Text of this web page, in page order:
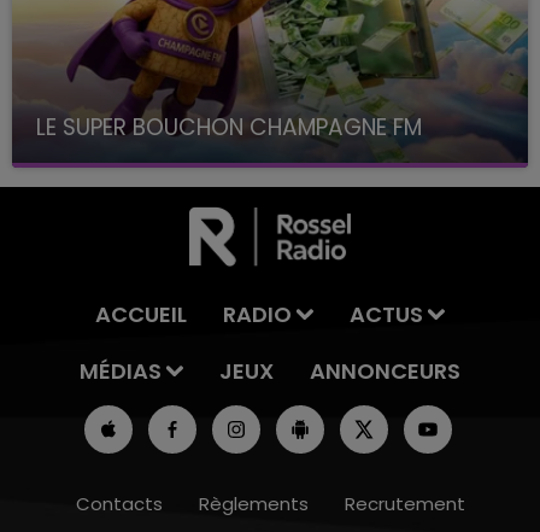
LE SUPER BOUCHON CHAMPAGNE FM
avec La Famille Champagne FM, à 8H10
ACCUEIL RADIO
ACTUS
MÉDIAS
JEUX ANNONCEURS
Contacts Règlements Recrutement